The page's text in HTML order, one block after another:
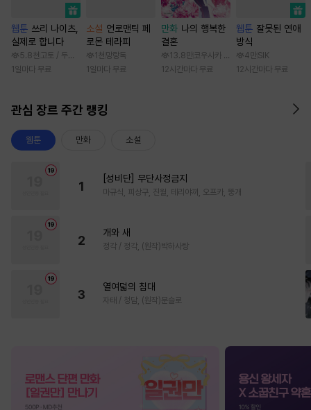
웹툰 쓰리 나이츠,
실제로 합니다
5.8천 고토 / 두나래
1일마다 무료
소설 언로맨틱 페
로몬 테라피
1천 망랑독
1일마다 무료
만화 나의 행복한
결혼
13.8만 코우사카 리토 / 아기토기 아쿠미
12시간마다 무료
웹툰 잘못된 연애
방식
4만 SIK
12시간마다 무료
관심 장르 주간 랭킹
웹툰 만화 소설
1
[성비단] 무단사정금지
마규식, 피상구, 진월, 테리야끼, 오프카, 뚱개
2
개와 새
정각 / 정각, (원작)박하사탕
3
열여덟의 침대
자태 / 청담, (원작)문슬로